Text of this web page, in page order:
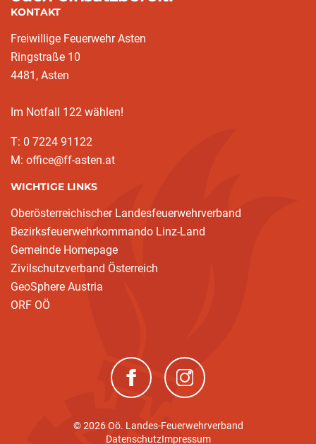
KONTAKT
Freiwillige Feuerwehr Asten
Ringstraße 10
4481, Asten
Im Notfall 122 wählen!
T: 0 7224 91122
M: office@ff-asten.at
WICHTIGE LINKS
Oberösterreichischer Landesfeuerwehrverband
Bezirksfeuerwehrkommando Linz-Land
Gemeinde Homepage
Zivilschutzverband Österreich
GeoSphere Austria
ORF OÖ
(neues Fenster)(neues Fenster)
© 2026 Oö. Landes-Feuerwehrverband
DatenschutzImpressum